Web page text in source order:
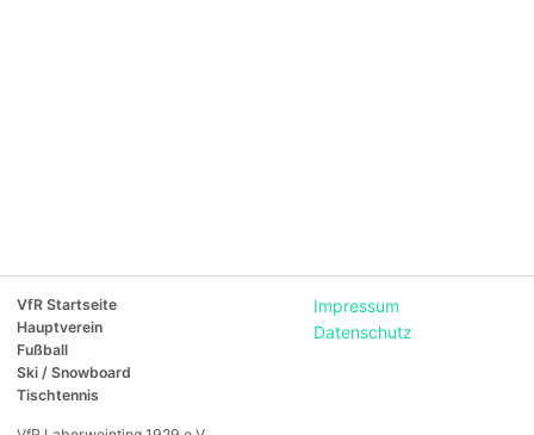
VfR Startseite
Hauptverein
Fußball
Ski / Snowboard
Tischtennis
Impressum
Datenschutz